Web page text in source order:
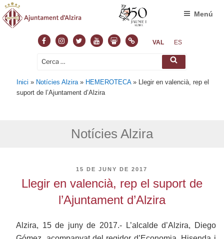
FacebookInstagram
TwitterYoutubeSlideshare
NormasVAL ES
Cerca: Cerca
Menú
Inici » Notícies Alzira » HEMEROTECA» Llegir en valencià, rep el
suport de l’Ajuntament d’Alzira
Notícies Alzira
PUBLICAT
15 DE JUNY DE 2017
Llegir en valencià, rep el suport de
l’Ajuntament d’Alzira
Alzira, 15 de juny de 2017.- L’alcalde d’Alzira, Diego